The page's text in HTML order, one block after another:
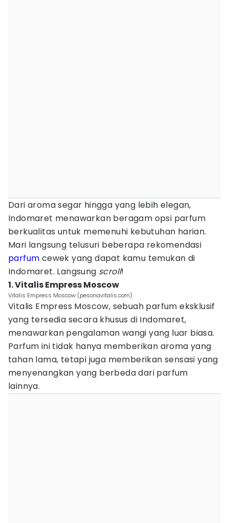
Dari aroma segar hingga yang lebih elegan,
Indomaret menawarkan beragam opsi parfum
berkualitas untuk memenuhi kebutuhan harian.
Mari langsung telusuri beberapa rekomendasi
parfum cewek yang dapat kamu temukan di
Indomaret. Langsung scroll!
1. Vitalis Empress Moscow
Vitalis Empress Moscow (pesonavitalis.com)
Vitalis Empress Moscow, sebuah parfum eksklusif
yang tersedia secara khusus di Indomaret,
menawarkan pengalaman wangi yang luar biasa.
Parfum ini tidak hanya memberikan aroma yang
tahan lama, tetapi juga memberikan sensasi yang
menyenangkan yang berbeda dari parfum
lainnya.